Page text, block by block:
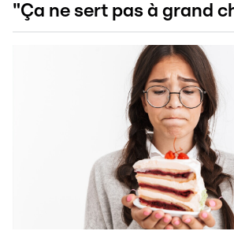
"Ça ne sert pas à grand